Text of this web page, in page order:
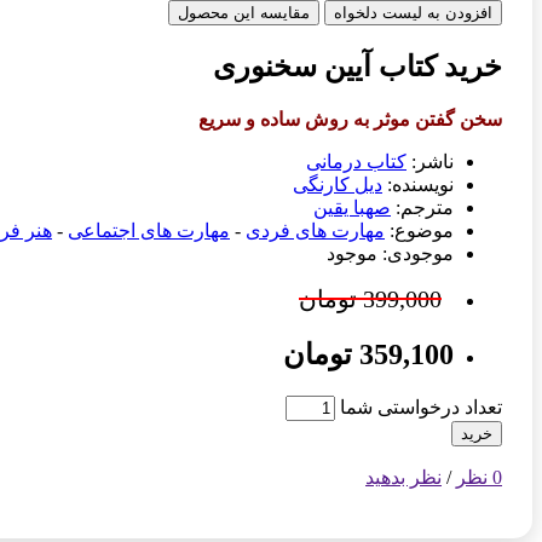
افزودن به لیست دلخواه مقایسه این محصول
خرید کتاب آیین سخنوری
سخن گفتن موثر به روش ساده و سریع
ناشر: کتاب درمانی
نویسنده: دیل کارنگی
مترجم: صهبا یقین
موضوع: مهارت های فردی - مهارت های اجتماعی - هنر
موجودی: موجود
399,000 تومان
359,100 تومان
تعداد درخواستی شما
خرید
0 نظر / نظر بدهید